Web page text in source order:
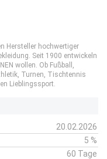
Hersteller hochwertiger
Seit 1900 entwickeln
wollen. Ob Fußball,
Turnen, Tischtennis
Lieblingssport.
20.02.2026
5 %
60 Tage